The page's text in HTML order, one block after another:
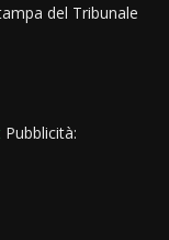
del Tribunale
Pubblicità: